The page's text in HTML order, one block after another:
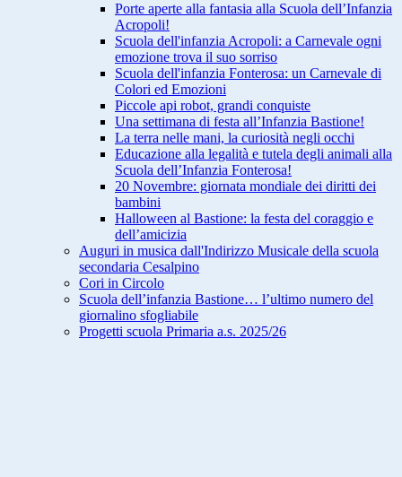
Porte aperte alla fantasia alla Scuola dell’Infanzia
Acropoli!
Scuola dell'infanzia Acropoli: a Carnevale ogni
emozione trova il suo sorriso
Scuola dell'infanzia Fonterosa: un Carnevale di
Colori ed Emozioni
Piccole api robot, grandi conquiste
Una settimana di festa all’Infanzia Bastione!
La terra nelle mani, la curiosità negli occhi
Educazione alla legalità e tutela degli animali alla
Scuola dell’Infanzia Fonterosa!
20 Novembre: giornata mondiale dei diritti dei
bambini
Halloween al Bastione: la festa del coraggio e
dell’amicizia
Auguri in musica dall'Indirizzo Musicale della scuola
secondaria Cesalpino
Cori in Circolo
Scuola dell’infanzia Bastione… l’ultimo numero del
giornalino sfogliabile
Progetti scuola Primaria a.s. 2025/26